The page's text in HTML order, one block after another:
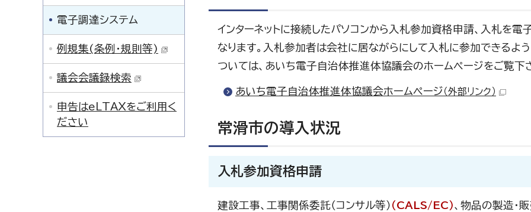
インターネットに接続したパソコンから入札参加資格申請、入札を
なります。入札参加者は会社に居ながらにして入札に参加できるよ
ついては、あいち電子自治体推進体協議会のホームページをご覧下
あいち電子自治体推進体協議会ホームページ（外部リンク）
常滑市の導入状況
入札参加資格申請
建設工事、工事関係委託（コンサル等） （CALS/EC）、物品の製造・
電子調達システム
例規集(条例・規則等)
議会会議録検索
申告はeLTAXをご利用く
ださい